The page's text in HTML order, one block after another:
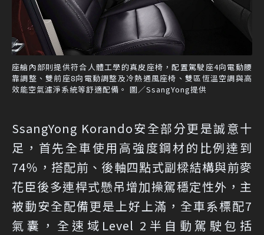
座艙內部則提供符合人體工學的真皮座椅，配置駕駛座4向電動腰
靠調整、雙前座8向電動調整及冷熱通風座椅、雙區恆溫空調與高
效能空氣濾淨系統等舒適配備。 圖／SsangYong提供
SsangYong Korando安全部分更是誠意十
足，首先全車使用高強度鋼材的比例達到
74％，搭配前、後軸四點式副樑結構與前麥
花臣後多連桿式懸吊增加操駕穩定性外，主
被動安全配備更是上好上滿，全車系標配7
氣囊，全速域Level 2半自動駕駛包括